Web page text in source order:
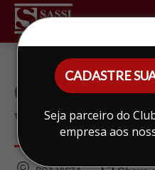
CADASTRE
Seja parceiro do
empresa aos
CASA À
VISTA,